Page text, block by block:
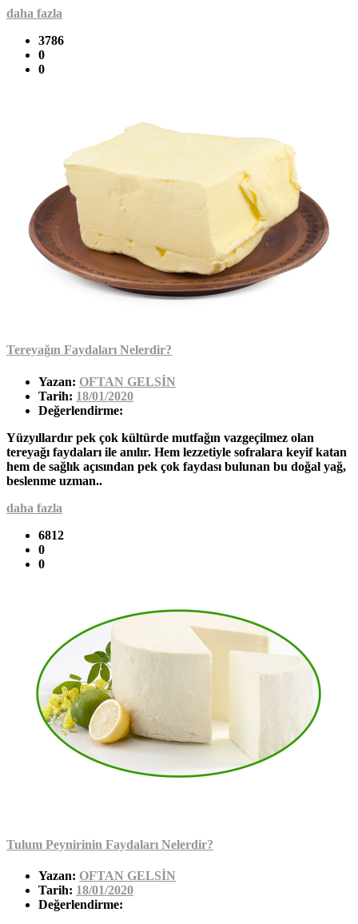
daha fazla
3786
0
0
Tereyağın Faydaları Nelerdir?
Yazan: OFTAN GELSİN
Tarih: 18/01/2020
Değerlendirme:
Yüzyıllardır pek çok kültürde mutfağın vazgeçilmez olan
tereyağı faydaları ile anılır. Hem lezzetiyle sofralara keyif katan
hem de sağlık açısından pek çok faydası bulunan bu doğal yağ,
beslenme uzman..
daha fazla
6812
0
0
Tulum Peynirinin Faydaları Nelerdir?
Yazan: OFTAN GELSİN
Tarih: 18/01/2020
Değerlendirme: